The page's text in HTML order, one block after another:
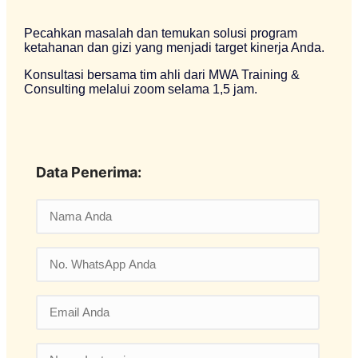
Pecahkan masalah dan temukan solusi program
ketahanan dan gizi yang menjadi target kinerja Anda.
Konsultasi bersama tim ahli dari MWA Training &
Consulting melalui zoom selama 1,5 jam.
Data Penerima: